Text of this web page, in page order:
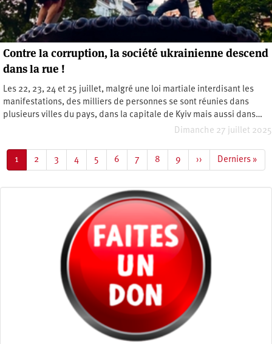
Contre la corruption, la société ukrainienne descend
dans la rue !
Les 22, 23, 24 et 25 juillet, malgré une loi martiale interdisant les
manifestations, des milliers de personnes se sont réunies dans
plusieurs villes du pays, dans la capitale de Kyiv mais aussi dans…
Dimanche 27 juillet 2025
Page
courante
1 Page
2 Page
3 Page
4 Page
5 Page
6 Page
7 Page
8 Page
9
Page
suivante
››
Dernière
page
Derniers »